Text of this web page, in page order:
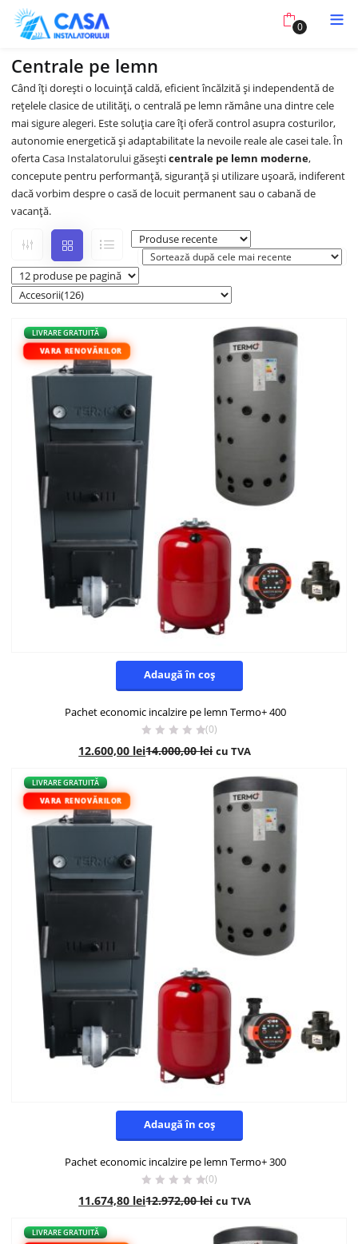
0
Centrale pe lemn
Când îți dorești o locuință caldă, eficient încălzită și independentă de
rețelele clasice de utilități, o centrală pe lemn rămâne una dintre cele
mai sigure alegeri. Este soluția care îți oferă control asupra costurilor,
autonomie energetică și adaptabilitate la nevoile reale ale casei tale. În
ofertaCasa Instalatoruluigăseșticentrale pe lemn moderne,
concepute pentru performanță, siguranță și utilizare ușoară, indiferent
dacă vorbim despre o casă de locuit permanent sau o cabană de
vacanță.
VARA RENOVĂRILOR
LIVRARE GRATUITĂ
Adaugă în coș
Pachet economic incalzire pe lemn Termo+ 400
(0)
12.600,00 lei14.000,00lei cu TVA
VARA RENOVĂRILOR
LIVRARE GRATUITĂ
Adaugă în coș
Pachet economic incalzire pe lemn Termo+ 300
(0)
11.674,80 lei12.972,00lei cu TVA
LIVRARE GRATUITĂ